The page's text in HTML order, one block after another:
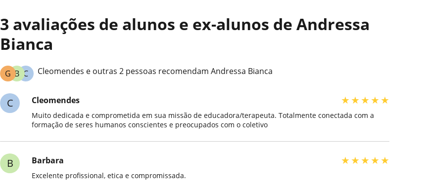
3 avaliações de alunos e ex-alunos de Andressa
Bianca
C
B
G Cleomendes e outras 2 pessoas recomendam Andressa Bianca
C Cleomendes ★★★★★
Muito dedicada e comprometida em sua missão de educadora/terapeuta. Totalmente conectada com a
formação de seres humanos conscientes e preocupados com o coletivo
B Barbara ★★★★★
Excelente profissional, etica e compromissada.